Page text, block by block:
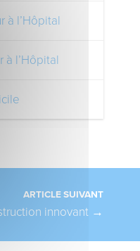
à l’Hôpital
à l’Hôpital
ARTICLE SUIVANT
innovant →